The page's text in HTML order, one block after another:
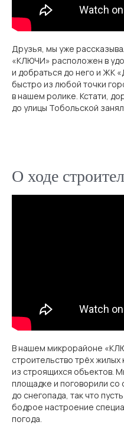
Друзья, мы уже
«КЛЮЧИ» расположен в
и добраться до него и ЖК
быстро из любой точки
в нашем ролике. Кстати,
до улицы Тобольской
О ходе
В нашем микрорайоне
строительство трёх
из строящихся объектов.
площадке и поговорили со
до снегопада, так что
бодрое настроение
погода.